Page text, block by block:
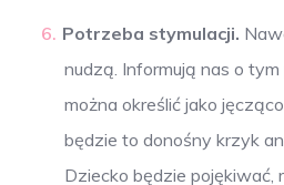
Potrzeba stymulacji.
nudzą. Informują nas o tym
można określić jako
będzie to donośny krzyk
Dziecko będzie pojękiwać,